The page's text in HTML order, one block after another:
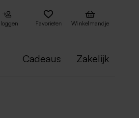
Favorieten Winkelmandje
Cadeaus Zakelijk